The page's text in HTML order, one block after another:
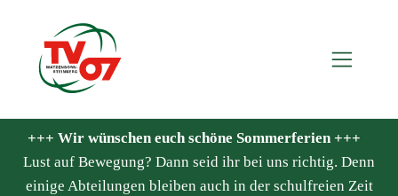
+++ Wir wünschen euch schöne Sommerferien +++
Lust auf Bewegung? Dann seid ihr bei uns richtig. Denn
einige Abteilungen bleiben auch in der schulfreien Zeit